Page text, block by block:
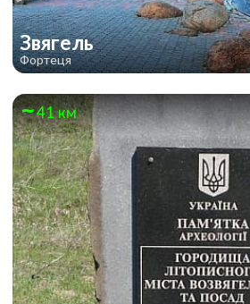
Звягель
Фортеця
41 км